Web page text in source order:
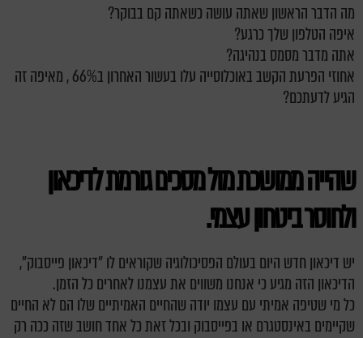
מה הדבר הראשון שאתה עושה כשאתה קם בבוקר?
איפה הטלפון שלך כרגע?
אתה מדבר מסמס בנהיגה?
אחוזי הפרעת הקשב באוכלוסייה עלו בעשור האחרון ב66% , מאיפה זה
הגיע לדעתכם?
שהייה ממושכת מול מסכים גורמת לדיכאון
ולחוסר ביטחון עצמי.
יש דיכאון חדש היום בעולם הפסיכולוגיה שקוראים לו "דיכאון פייסבוק",
הדיכאון הזה מגיע כי אנחנו משווים את עצמנו לאחרים כל הזמן.
כל מי שטיפה אמיתי עם עצמו יודה שהחיים האמיתיים שלו הם לא החיים
שקיימים באינסטגרם או בפייסבוק ובכל זאת כל אחד חושב שזה ככה רק